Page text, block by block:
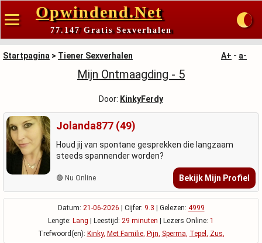
Opwindend.Net
77.147 Gratis Sexverhalen
Startpagina > Tiener Sexverhalen A+ - a-
Mijn Ontmaagding - 5
Door: KinkyFerdy
Jolanda877 (49)
Houd jij van spontane gesprekken die langzaam
steeds spannender worden?
🟢 Nu Online Bekijk Mijn Profiel
Datum: 21-06-2026 | Cijfer: 9.3 | Gelezen: 4999
Lengte: Lang | Leestijd: 29 minuten | Lezers Online: 1
Trefwoord(en): Kinky, Met Familie, Pijn, Sperma, Tepel , Zus,